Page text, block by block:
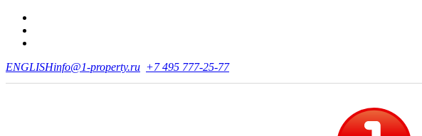
ENGLISHinfo@1-property.ru +7 495 777-25-77